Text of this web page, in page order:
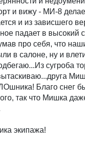
и вижу - МИ-8
и из зависшего
падает в высокий
про себя, что
в салоне, ну и
сугроба
Благо снег
так что Мишка
экипажа!